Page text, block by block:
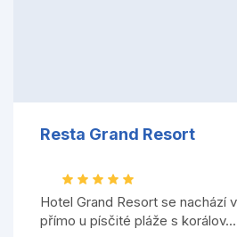
Resta Grand Resort
Hotel Grand Resort se nachází
přímo u písčité pláže s korálov...